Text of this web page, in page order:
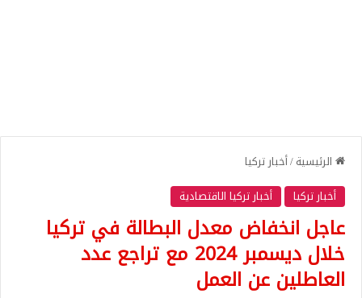
الرئيسية/أخبار تركيا
أخبار تركيا
أخبار تركيا الاقتصادية
عاجل انخفاض معدل البطالة في تركيا
خلال ديسمبر 2024 مع تراجع عدد
العاطلين عن العمل